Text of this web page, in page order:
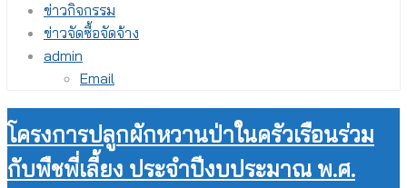
ข่าวกิจกรรม
ข่าวจัดซื้อจัดจ้าง
admin
Email
โครงการปลูกผักหวานป่าในครัวเรือนร่วม
กับพืชพี่เลี้ยง ประจำปีงบประมาณ พ.ศ.